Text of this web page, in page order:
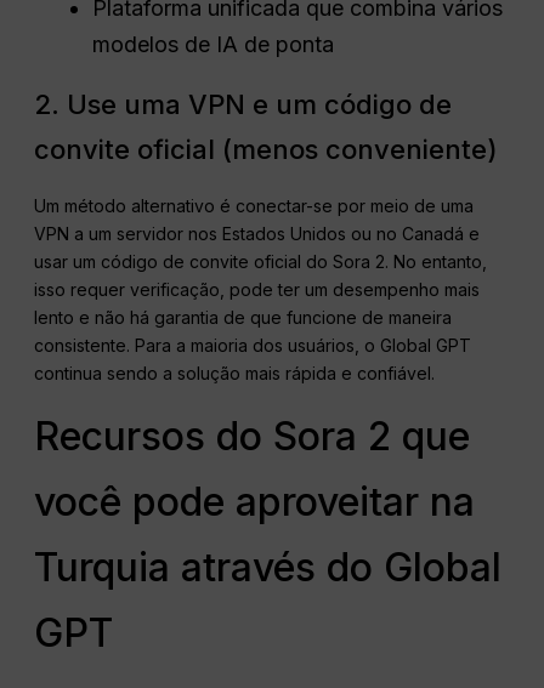
Plataforma unificada que combina vários
modelos de IA de ponta
2. Use uma VPN e um código de
convite oficial (menos conveniente)
Um método alternativo é conectar-se por meio de uma
VPN a um servidor nos Estados Unidos ou no Canadá e
usar um código de convite oficial do Sora 2. No entanto,
isso requer verificação, pode ter um desempenho mais
lento e não há garantia de que funcione de maneira
consistente. Para a maioria dos usuários, o Global GPT
continua sendo a solução mais rápida e confiável.
Recursos do Sora 2 que
você pode aproveitar na
Turquia através do Global
GPT